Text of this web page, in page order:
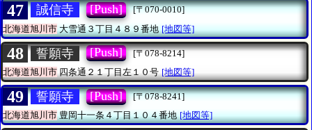
47 誠信寺 [Push]
[〒070-0010]
北海道旭川市大雪通３丁目４８９番地 [地図等]
48 誓願寺 [Push]
[〒078-8214]
北海道旭川市四条通２１丁目左１０号 [地図等]
49 誓願寺 [Push]
[〒078-8241]
北海道旭川市豊岡十一条４丁目１０４番地 [地図等]